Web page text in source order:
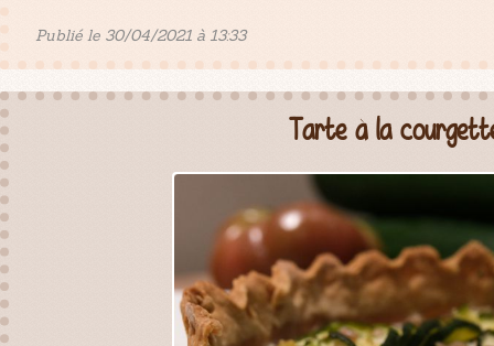
Publié le 30/04/2021 à 13:33
Tarte à la